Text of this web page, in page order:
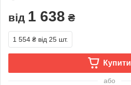
від 1 638 ₴
1 554 ₴ від 25 шт.
Купити
або